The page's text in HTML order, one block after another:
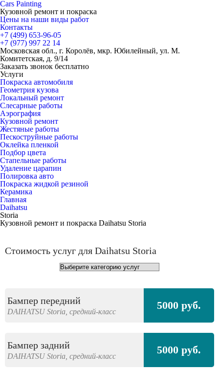
Cars Painting
Кузовной ремонт и покраска
Цены на наши виды работ
Контакты
+7 (499) 653-96-05
+7 (977) 997 22 14
Московская обл., г. Королёв, мкр. Юбилейный, ул. М.
Комитетская, д. 9/14
Заказать звонок бесплатно
Услуги
Покраска автомобиля
Геометрия кузова
Локальный ремонт
Слесарные работы
Аэрография
Кузовной ремонт
Жестяные работы
Пескоструйные работы
Оклейка пленкой
Подбор цвета
Стапельные работы
Удаление царапин
Полировка авто
Покраска жидкой резиной
Керамика
Главная
Daihatsu
Storia
Кузовной ремонт и покраска Daihatsu Storia
Стоимость услуг для Daihatsu Storia
Бампер передний
DAIHATSU Storia, средний-класс 5000 руб.
Бампер задний
DAIHATSU Storia, средний-класс 5000 руб.